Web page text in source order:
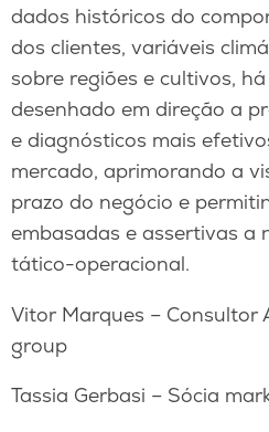
dados históricos do
dos clientes, variáveis
sobre regiões e cultivos,
desenhado em direção a
e diagnósticos mais
mercado, aprimorando a
prazo do negócio e
embasadas e assertivas a
tático-operacional.
Vitor Marques – Consultor
group
Tassia Gerbasi – Sócia